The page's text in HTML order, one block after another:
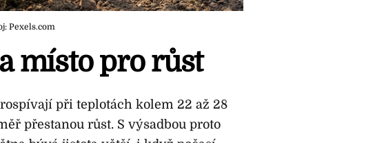
Pexels.com
místo pro růst
při teplotách kolem 22 až 28
přestanou růst. S výsadbou proto